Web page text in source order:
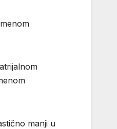
manji u